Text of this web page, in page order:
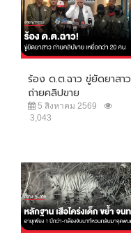
ร้อง ด.ต.ฉาว ขู่ยัดยาสาว
ถ่ายคลิปขาย
5 สิงหาคม 2569
3,043